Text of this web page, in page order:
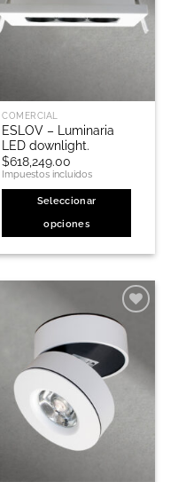
COMERCIAL
ESLOV – Luminaria
LED downlight.
$618,249.00
Impuestos incluidos
Seleccionar
opciones
tiene
variantes.
opciones
pueden
elegir